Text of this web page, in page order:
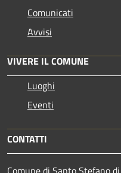
Comunicati
Avvisi
VIVERE IL COMUNE
Luoghi
Eventi
CONTATTI